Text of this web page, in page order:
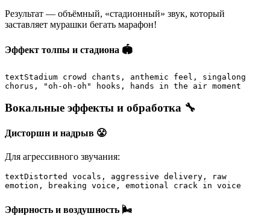
Результат — объёмный, «стадионный» звук, который
заставляет мурашки бегать марафон!
Эффект толпы и стадиона 🏟️
textStadium crowd chants, anthemic feel, singalong
chorus, "oh-oh-oh" hooks, hands in the air moment
Вокальные эффекты и обработка 🔧
Дисторшн и надрыв 😤
Для агрессивного звучания:
textDistorted vocals, aggressive delivery, raw
emotion, breaking voice, emotional crack in voice
Эфирность и воздушность 🌬️